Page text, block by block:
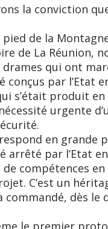
la conviction
de la
de La Réunion,
qui ont
par l’Etat
s’était produit
urgente
en grande
par l’Etat
compétences en
C’est un
dès le